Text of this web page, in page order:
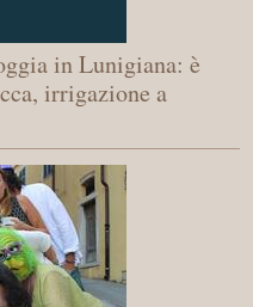
in Lunigiana: è
irrigazione a